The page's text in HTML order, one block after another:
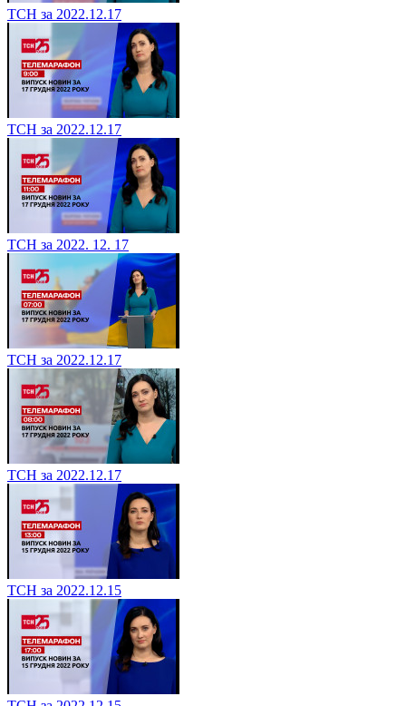
ТСН за 2022.12.17
ТСН за 2022.12.17
ТСН за 2022. 12. 17
ТСН за 2022.12.17
ТСН за 2022.12.17
ТСН за 2022.12.15